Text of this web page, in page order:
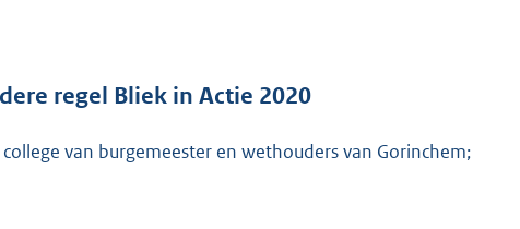
regel Bliek in Actie 2020
van burgemeester en wethouders van Gorinchem;